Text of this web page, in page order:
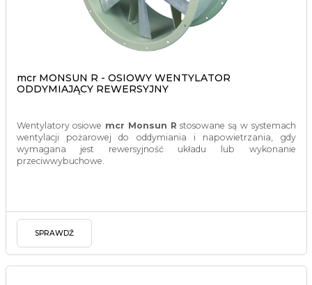
mcr MONSUN R - OSIOWY WENTYLATOR
ODDYMIAJĄCY REWERSYJNY
Wentylatory osiowe mcr Monsun R stosowane są w systemach
wentylacji pożarowej do oddymiania i napowietrzania, gdy
wymagana jest rewersyjność układu lub wykonanie
przeciwwybuchowe.
SPRAWDŹ